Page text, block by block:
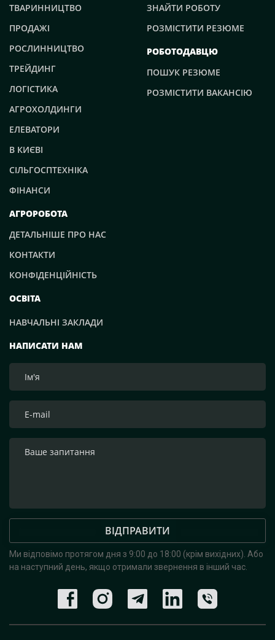
НАПИСАТИ НАМ
ВІДПРАВИТИ
Ми відповімо протягом дня з 9:00 до 18:00 (крім вихідних). Або
на наступний день, якщо отримали звернення в інший час.
ТВАРИННИЦТВО
ПРОДАЖІ
РОСЛИННИЦТВО
ТРЕЙДИНГ
ЛОГІСТИКА
АГРОХОЛДИНГИ
ЕЛЕВАТОРИ
В КИЄВІ
СІЛЬГОСПТЕХНІКА
ФІНАНСИ
ЗНАЙТИ РОБОТУ
РОЗМІСТИТИ РЕЗЮМЕ
РОБОТОДАВЦЮ
ПОШУК РЕЗЮМЕ
РОЗМІСТИТИ ВАКАНСІЮ
АГРОРОБОТА
ДЕТАЛЬНІШЕ ПРО НАС
КОНТАКТИ
КОНФІДЕНЦІЙНІСТЬ
ОСВІТА
НАВЧАЛЬНІ ЗАКЛАДИ